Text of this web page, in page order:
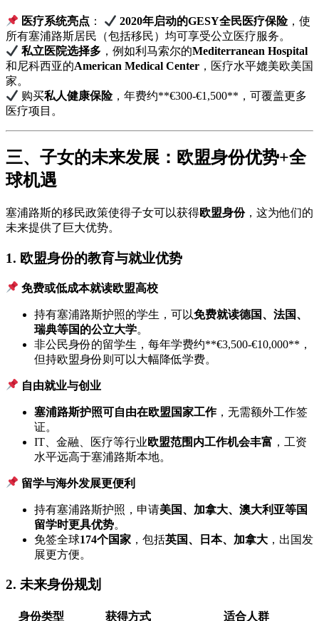
医疗系统亮点 ： 2020年启动的GESY全民医疗保险，使
所有塞浦路斯居民（包括移民）均可享受公立医疗服务。
私立医院选择多 ，例如利马索尔的Mediterranean Hospital
和尼科西亚的American Medical Center ，医疗水平媲美欧美国
家。
购买私人健康保险，年费约**€300-€1,500**，可覆盖更多
医疗项目。
三、子女的未来发展：欧盟身份优势+全
球机遇
塞浦路斯的移民政策使得子女可以获得欧盟身份，这为他们的
未来提供了巨大优势。
1. 欧盟身份的教育与就业优势
免费或低成本就读欧盟高校
持有塞浦路斯护照的学生，可以免费就读德国、法国、
瑞典等国的公立大学。
非公民身份的留学生，每年学费约**€3,500-€10,000**，
但持欧盟身份则可以大幅降低学费。
自由就业与创业
塞浦路斯护照可自由在欧盟国家工作，无需额外工作签
证。
IT、金融、医疗等行业欧盟范围内工作机会丰富 ，工资
水平远高于塞浦路斯本地。
留学与海外发展更便利
持有塞浦路斯护照，申请美国、加拿大、澳大利亚等国
留学时更具优势。
免签全球174个国家 ，包括英国、日本、加拿大 ，出国发
展更方便。
2. 未来身份规划
身份类型 获得方式 适合人群